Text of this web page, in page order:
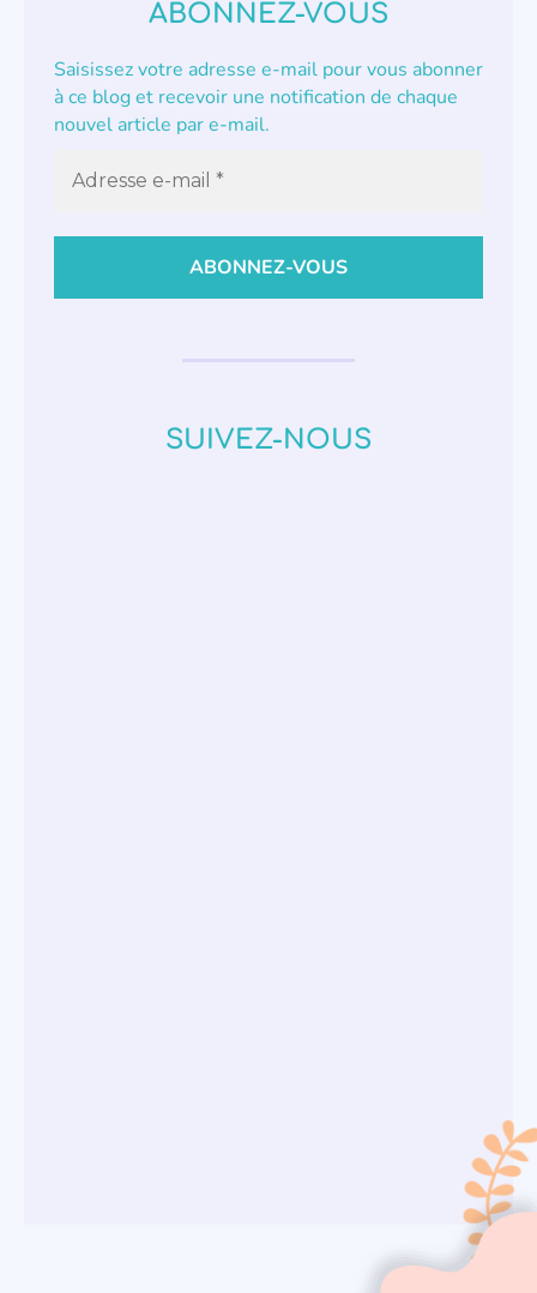
ABONNEZ-VOUS
Saisissez votre adresse e-mail pour vous abonner
à ce blog et recevoir une notification de chaque
nouvel article par e-mail.
SUIVEZ-NOUS